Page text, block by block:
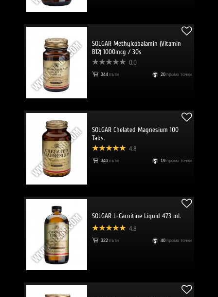
SOLGAR Methylcobalamin (Vitamin
B12) 1000mcg / 30s
0.0
344 пъти 20 промо точки
SOLGAR Chelated Magnesium 100
Tabs.
4.8
340 пъти 19 промо точки
SOLGAR L-Carnitine Liquid 473 ml.
4.8
322 пъти 40 промо точки